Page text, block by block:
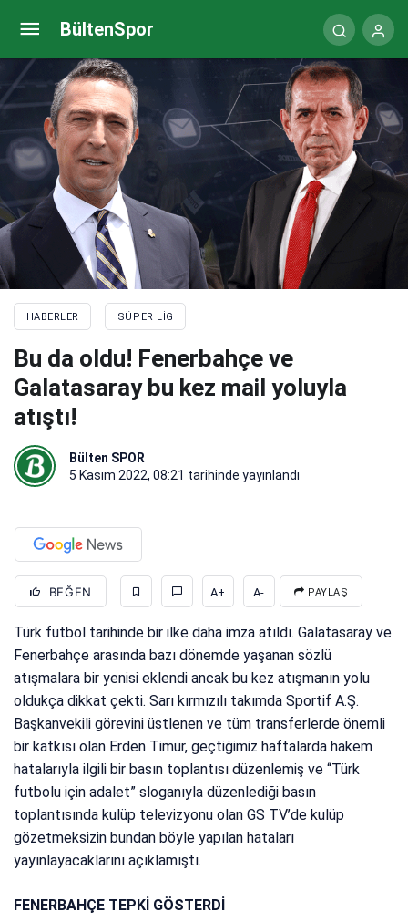
BültenSpor
HABERLER SÜPER LIG
Bu da oldu! Fenerbahçe ve
Galatasaray bu kez mail yoluyla
atıştı!
Bülten SPOR
5 Kasım 2022, 08:21 tarihinde yayınlandı
BEĞEN A+ A- PAYLAŞ
Türk futbol tarihinde bir ilke daha imza atıldı. Galatasaray ve
Fenerbahçe arasında bazı dönemde yaşanan sözlü
atışmalara bir yenisi eklendi ancak bu kez atışmanın yolu
oldukça dikkat çekti. Sarı kırmızılı takımda Sportif A.Ş.
Başkanvekili görevini üstlenen ve tüm transferlerde önemli
bir katkısı olan Erden Timur, geçtiğimiz haftalarda hakem
hatalarıyla ilgili bir basın toplantısı düzenlemiş ve “Türk
futbolu için adalet” sloganıyla düzenlediği basın
toplantısında kulüp televizyonu olan GS TV’de kulüp
gözetmeksizin bundan böyle yapılan hataları
yayınlayacaklarını açıklamıştı.
FENERBAHÇE TEPKİ GÖSTERDİ
Galatasaray-Beşiktaş derbisine devlerin scoutları
geliyor!